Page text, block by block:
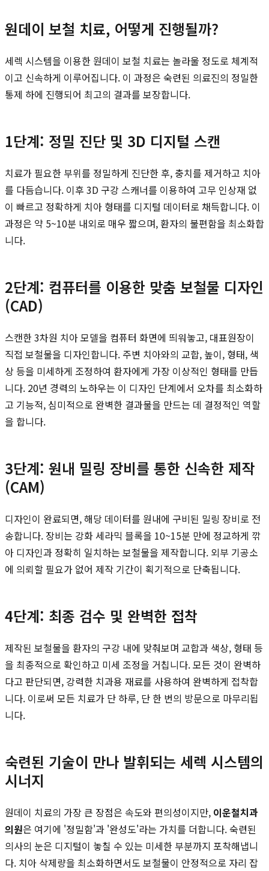
원데이 보철 치료, 어떻게 진행될까?
세렉 시스템을 이용한 원데이 보철 치료는 놀라울 정도로 체계적
이고 신속하게 이루어집니다. 이 과정은 숙련된 의료진의 정밀한
통제 하에 진행되어 최고의 결과를 보장합니다.
1단계: 정밀 진단 및 3D 디지털 스캔
치료가 필요한 부위를 정밀하게 진단한 후, 충치를 제거하고 치아
를 다듬습니다. 이후 3D 구강 스캐너를 이용하여 고무 인상재 없
이 빠르고 정확하게 치아 형태를 디지털 데이터로 채득합니다. 이
과정은 약 5~10분 내외로 매우 짧으며, 환자의 불편함을 최소화합
니다.
2단계: 컴퓨터를 이용한 맞춤 보철물 디자인
(CAD)
스캔한 3차원 치아 모델을 컴퓨터 화면에 띄워놓고, 대표원장이
직접 보철물을 디자인합니다. 주변 치아와의 교합, 높이, 형태, 색
상 등을 미세하게 조정하여 환자에게 가장 이상적인 형태를 만듭
니다. 20년 경력의 노하우는 이 디자인 단계에서 오차를 최소화하
고 기능적, 심미적으로 완벽한 결과물을 만드는 데 결정적인 역할
을 합니다.
3단계: 원내 밀링 장비를 통한 신속한 제작
(CAM)
디자인이 완료되면, 해당 데이터를 원내에 구비된 밀링 장비로 전
송합니다. 장비는 강화 세라믹 블록을 10~15분 만에 정교하게 깎
아 디자인과 정확히 일치하는 보철물을 제작합니다. 외부 기공소
에 의뢰할 필요가 없어 제작 기간이 획기적으로 단축됩니다.
4단계: 최종 검수 및 완벽한 접착
제작된 보철물을 환자의 구강 내에 맞춰보며 교합과 색상, 형태 등
을 최종적으로 확인하고 미세 조정을 거칩니다. 모든 것이 완벽하
다고 판단되면, 강력한 치과용 재료를 사용하여 완벽하게 접착합
니다. 이로써 모든 치료가 단 하루, 단 한 번의 방문으로 마무리됩
니다.
숙련된 기술이 만나 발휘되는 세렉 시스템의
시너지
원데이 치료의 가장 큰 장점은 속도와 편의성이지만, 이운철치과
의원은 여기에 '정밀함'과 '완성도'라는 가치를 더합니다. 숙련된
의사의 눈은 디지털이 놓칠 수 있는 미세한 부분까지 포착해냅니
다. 치아 삭제량을 최소화하면서도 보철물이 안정적으로 자리 잡